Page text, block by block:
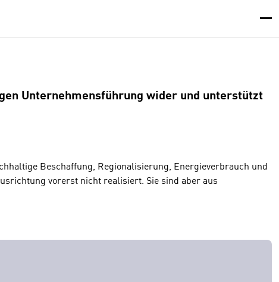
Unternehmensführung wider und unterstützt
Beschaffung, Regionalisierung, Energieverbrauch und
vorerst nicht realisiert. Sie sind aber aus